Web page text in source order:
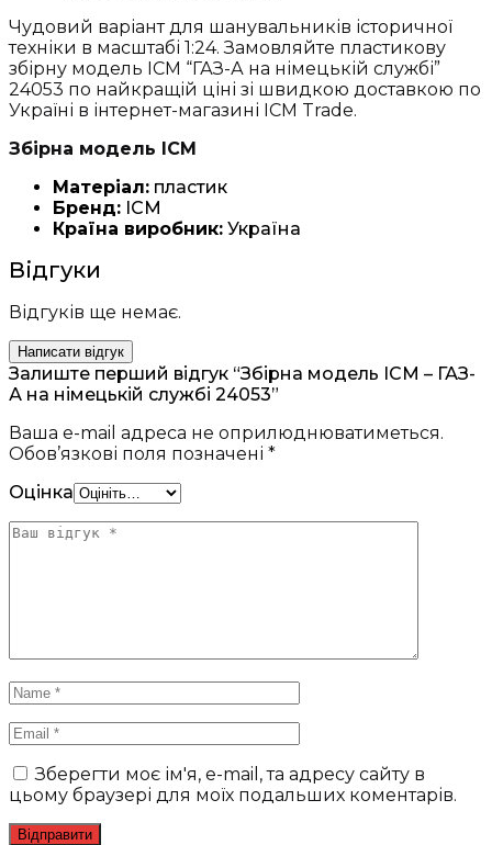
Чудовий варіант для шанувальників історичної
техніки в масштабі 1:24. Замовляйте пластикову
збірну модель ICM “ГАЗ-А на німецькій службі”
24053 по найкращій ціні зі швидкою доставкою по
Україні в інтернет-магазині ICM Trade.
Збірна модель ICM
Матеріал: пластик
Бренд: ICM
Країна виробник: Україна
Відгуки
Відгуків ще немає.
Написати відгук
Залиште перший відгук “Збірна модель ICM – ГАЗ-
А на німецькій службі 24053”
Ваша e-mail адреса не оприлюднюватиметься.
Обов’язкові поля позначені *
Оцінка
Зберегти моє ім'я, e-mail, та адресу сайту в
цьому браузері для моїх подальших коментарів.